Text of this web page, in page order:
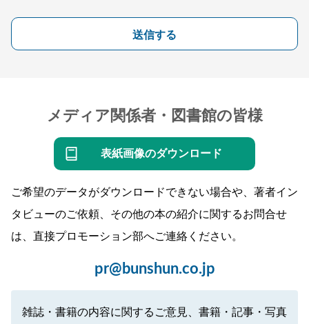
送信する
メディア関係者・図書館の皆様
表紙画像のダウンロード
ご希望のデータがダウンロードできない場合や、著者イン
タビューのご依頼、その他の本の紹介に関するお問合せ
は、直接プロモーション部へご連絡ください。
pr@bunshun.co.jp
雑誌・書籍の内容に関するご意見、書籍・記事・写真